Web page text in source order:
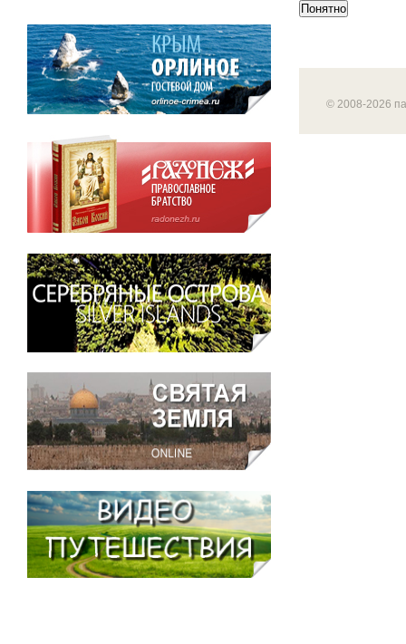
Понятно
© 2008-2026